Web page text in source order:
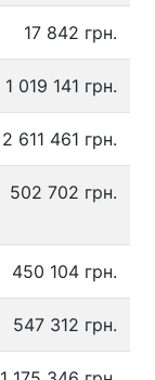
17 842 грн.
1 019 141 грн.
2 611 461 грн.
502 702 грн.
450 104 грн.
547 312 грн.